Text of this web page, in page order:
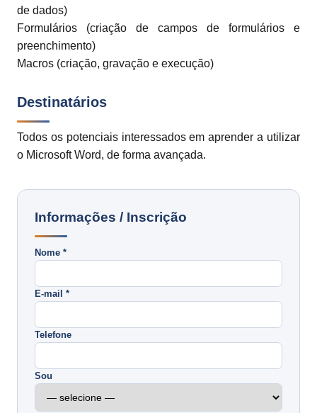
de dados)
Formulários (criação de campos de formulários e
preenchimento)
Macros (criação, gravação e execução)
Destinatários
Todos os potenciais interessados em aprender a utilizar
o Microsoft Word, de forma avançada.
Informações / Inscrição
Nome *
E-mail *
Telefone
Sou